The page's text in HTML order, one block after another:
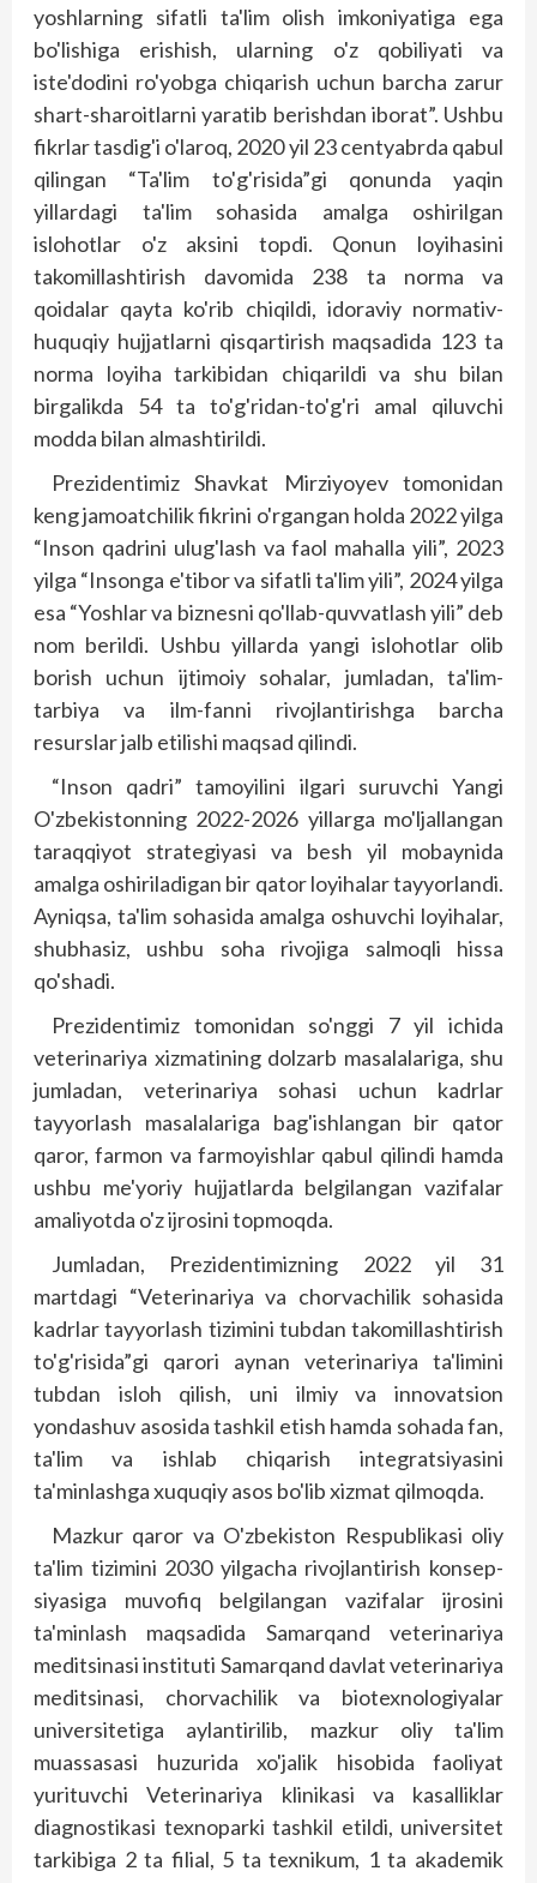
yoshlarning sifatli ta'lim olish imkoniyatiga ega
bo'lishiga erishish, ularning o'z qobiliyati va
iste'dodini ro'yobga chiqarish uchun barcha zarur
shart-sharoitlarni yaratib berishdan iborat”. Ushbu
fikrlar tasdig'i o'laroq, 2020 yil 23 centyabrda qabul
qilingan “Ta'lim to'g'risida”gi qonunda yaqin
yillardagi ta'lim sohasida amalga oshirilgan
islohotlar o'z aksini topdi. Qonun lo­yihasini
takomillashtirish davomida 238 ta norma va
qoidalar qayta ko'rib chiqildi, idoraviy normativ-
huquqiy hujjatlarni qisqartirish maqsadida 123 ta
norma lo­yiha tarkibidan chiqarildi va shu bilan
birgalikda 54 ta to'g'ridan-to'g'ri amal qiluvchi
modda bilan almashtirildi.
Prezidentimiz Shavkat Mirziyoyev tomonidan
keng jamoatchilik fikrini o'rgangan holda 2022 yilga
“Inson qadrini ulug'lash va faol mahalla yili”, 2023
yilga “Insonga e'tibor va sifatli ta'lim yili”, 2024 yilga
esa “Yoshlar va biznesni qo'llab-quvvatlash yili” deb
nom berildi. Ushbu yillarda yangi islohotlar olib
borish uchun ijtimoiy sohalar, jumladan, ta'lim-
tarbiya va ilm-fanni rivojlantirishga barcha
resurslar jalb etilishi maqsad qilindi.
“Inson qadri” tamoyilini ilgari suruvchi Yangi
O'zbekistonning 2022-2026 yillarga mo'ljallangan
taraqqiyot strategiyasi va besh yil mobaynida
amalga oshiriladigan bir qator loyihalar tayyorlandi.
Ayniqsa, ta'lim sohasida amalga oshuvchi loyihalar,
shubhasiz, ushbu soha rivojiga salmoqli hissa
qo'shadi.
Prezidentimiz tomonidan so'nggi 7 yil ichida
veterinariya xizmatining dolzarb masalalariga, shu
jumladan, veterinariya sohasi uchun kadrlar
tayyorlash masalalariga bag'ishlangan bir qator
qaror, farmon va farmo­yishlar qabul qilindi hamda
ushbu me'yoriy hujjatlarda belgilangan vazifalar
amaliyotda o'z ijrosini topmoqda.
Jumladan, Prezidentimizning 2022 yil 31
martdagi “Veterinariya va chorvachilik sohasida
kadrlar tayyorlash tizimini tubdan takomillashtirish
to'g'risida”gi qarori aynan veterinariya ta'limini
tubdan isloh qilish, uni ilmiy va innovatsion
yondashuv asosida tashkil etish hamda sohada fan,
ta'lim va ishlab chiqarish integratsiyasini
ta'minlashga xuquqiy asos bo'lib xizmat qilmoqda.
Mazkur qaror va O'zbekiston Respublikasi oliy
ta'lim tizimini 2030 yilgacha rivojlantirish konsep­
siyasiga muvofiq belgilangan vazifalar ijrosini
ta'minlash maqsadida Samarqand veterinariya
meditsinasi ins­tituti Samarqand davlat veterinariya
meditsinasi, chorvachilik va biotexnologiyalar
universitetiga aylantirilib, mazkur oliy ta'lim
muassasasi huzurida xo'jalik hisobida faoliyat
yurituvchi Veterinariya klinikasi va kasalliklar
diagnostikasi texnoparki tashkil etildi, universitet
tarkibiga 2 ta filial, 5 ta texnikum, 1 ta akademik